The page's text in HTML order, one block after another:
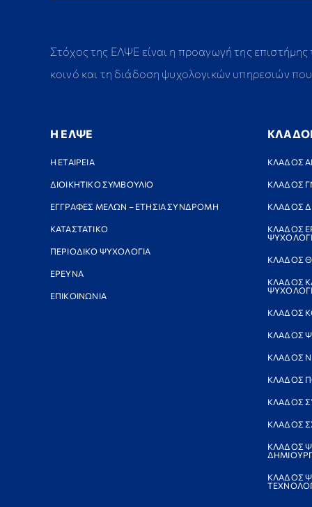
Στόχος της ΕΛΨΕ είναι η προαγωγή της
κοινό και τη διάδοση ψυχολογικών υπηρεσιών
Η ΕΛΨΕ
Η ΕΤΑΙΡΕΙΑ
ΔΙΟΙΚΗΤΙΚΟ ΣΥΜΒΟΥΛΙΟ
ΕΓΓΡΑΦΕΣ ΜΕΛΩΝ – ΕΤΗΣΙΑ ΣΥΝΔΡΟΜΗ
ΚΑΤΑΣΤΑΤΙΚΟ
ΠΕΡΙΟΔΙΚΟ ΨΥΧΟΛΟΓΙΑ
ΕΡΕΥΝΑ
ΕΠΙΚΟΙΝΩΝΙΑ
ΚΛΑΔΟΣ
ΚΛΑΔΟΣ
ΚΛΑΔΟΣ
ΚΛΑΔΟΣ
ΚΛΑΔΟΣ
ΚΛΑΔΟΣ
ΚΛΑΔΟΣ
ΚΛΑΔΟΣ
ΚΛΑΔΟΣ
ΚΛΑΔΟΣ
ΚΛΑΔΟΣ
ΚΛΑΔΟΣ
ΚΛΑΔΟΣ
ΚΛΑΔΟΣ